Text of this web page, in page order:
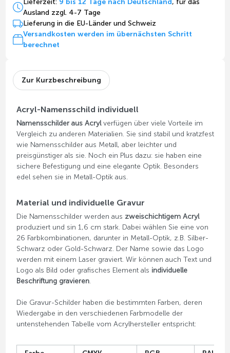
Lieferzeit: 9 bis 12 Tage nach Deutschland, für das
Ausland zzgl. 4-7 Tage
Lieferung in die EU-Länder und Schweiz
Versandkosten werden im übernächsten Schritt
berechnet
Zur Kurzbeschreibung
Acryl-Namensschild individuell
Namensschilder aus Acrylverfügen über viele Vorteile im
Vergleich zu anderen Materialien. Sie sind stabil und kratzfest
wie Namensschilder aus Metall, aber leichter und
preisgünstiger als sie. Noch ein Plus dazu: sie haben eine
sichere Befestigung und eine elegante Optik. Besonders
edel sehen sie in Metall-Optik aus.
Material und individuelle Gravur
Die Namensschilder werden aus zweischichtigem Acryl
produziert und sin 1,6 cm stark. Dabei wählen Sie eine von
26 Farbkombinationen, darunter in Metall-Optik, z.B. Silber-
Schwarz oder Gold-Schwarz. Der Name sowie das Logo
werden mit einem Laser graviert. Wir können auch Text und
Logo als Bild oder grafisches Element als individuelle
Beschriftung gravieren.
Die Gravur-Schilder haben die bestimmten Farben, deren
Wiedergabe in den verschiedenen Farbmodelle der
untenstehenden Tabelle vom Acrylhersteller entspricht: